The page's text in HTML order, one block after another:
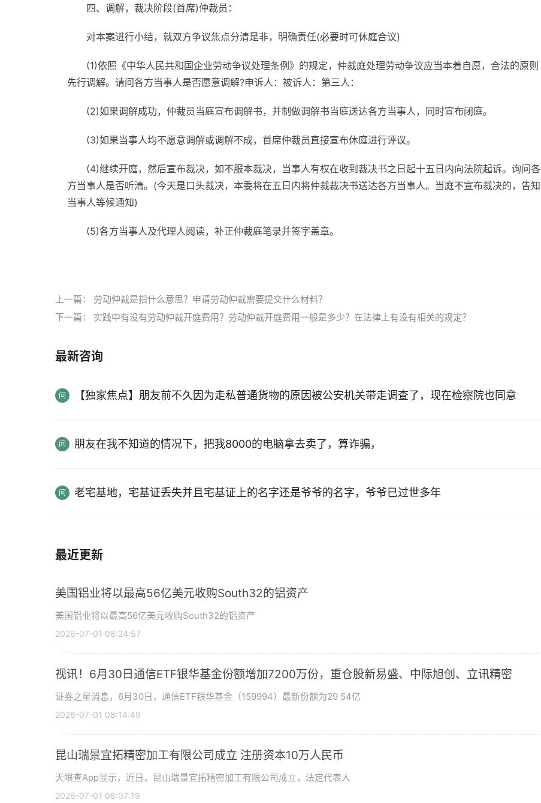
四、调解，裁决阶段(首席)仲裁员：
对本案进行小结，就双方争议焦点分清是非，明确责任(必要时可休庭合议)
(1)依照《中华人民共和国企业劳动争议处理条例》的规定，仲裁庭处理劳动争议应当本着自愿，合法的原则
先行调解。请问各方当事人是否愿意调解?申诉人：被诉人：第三人：
(2)如果调解成功，仲裁员当庭宣布调解书，并制做调解书当庭送达各方当事人，同时宣布闭庭。
(3)如果当事人均不愿意调解或调解不成，首席仲裁员直接宣布休庭进行评议。
(4)继续开庭，然后宣布裁决，如不服本裁决，当事人有权在收到裁决书之日起十五日内向法院起诉。询问各
方当事人是否听清。(今天是口头裁决，本委将在五日内将仲裁裁决书送达各方当事人。当庭不宣布裁决的，告知
当事人等候通知)
(5)各方当事人及代理人阅读，补正仲裁庭笔录并签字盖章。
上一篇： 劳动仲裁是指什么意思？申请劳动仲裁需要提交什么材料？
下一篇： 实践中有没有劳动仲裁开庭费用？劳动仲裁开庭费用一般是多少？在法律上有没有相关的规定？
最新咨询
【独家焦点】朋友前不久因为走私普通货物的原因被公安机关带走调查了，现在检察院也同意
朋友在我不知道的情况下，把我8000的电脑拿去卖了，算诈骗，
老宅基地，宅基证丢失并且宅基证上的名字还是爷爷的名字，爷爷已过世多年
最近更新
美国铝业将以最高56亿美元收购South32的铝资产
美国铝业将以最高56亿美元收购South32的铝资产
2026-07-01 08:24:57
视讯！6月30日通信ETF银华基金份额增加7200万份，重仓股新易盛、中际旭创、立讯精密
证券之星消息，6月30日，通信ETF银华基金（159994）最新份额为29 54亿
2026-07-01 08:14:49
昆山瑞景宜拓精密加工有限公司成立 注册资本10万人民币
天眼查App显示，近日，昆山瑞景宜拓精密加工有限公司成立，法定代表人
2026-07-01 08:07:19